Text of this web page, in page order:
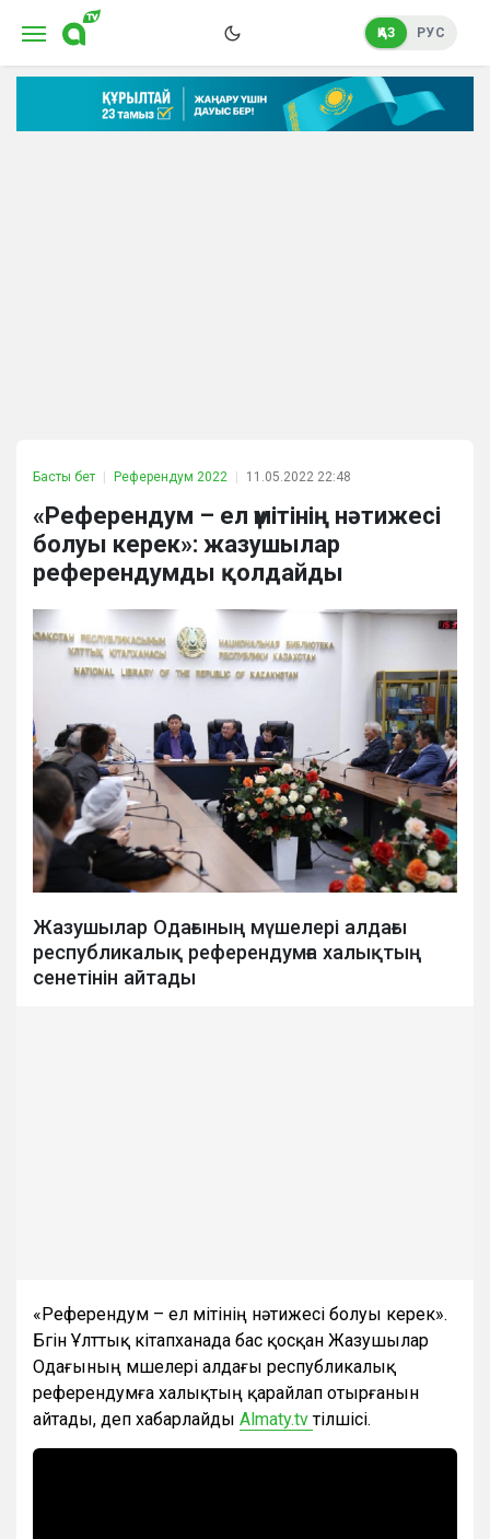
ҚАЗ РУС
Басты бет Референдум 2022 11.05.2022 22:48
«Референдум – ел үмітінің нәтижесі
болуы керек»: жазушылар
референдумды қолдайды
Жазушылар Одағының мүшелері алдағы
республикалық референдумға халықтың
сенетінін айтады
«Референдум – ел үмітінің нәтижесі болуы керек».
Бүгін Ұлттық кітапханада бас қосқан Жазушылар
Одағының мүшелері алдағы республикалық
референдумға халықтың қарайлап отырғанын
айтады, деп хабарлайды Almaty.tvтілшісі.